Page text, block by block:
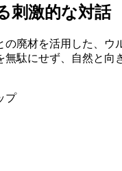
刺激的な対話
廃材を活用した、ウ
駄にせず、自然と